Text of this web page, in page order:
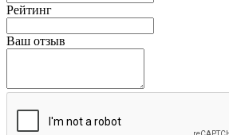
Рейтинг
Ваш отзыв